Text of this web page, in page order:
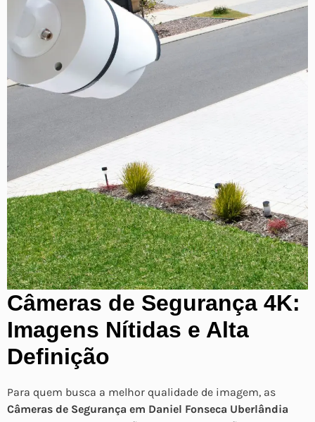
Câmeras de Segurança 4K:
Imagens Nítidas e Alta
Definição
Para quem busca a melhor qualidade de imagem, as
Câmeras de Segurança em Daniel Fonseca Uberlândia